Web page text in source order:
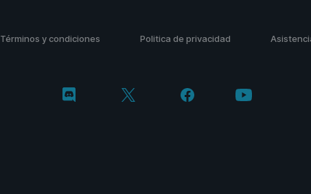
Términos y condiciones Politica de privacidad